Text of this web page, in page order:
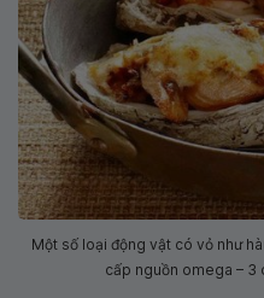
Một số loại động vật có vỏ như
cấp nguồn omega – 3